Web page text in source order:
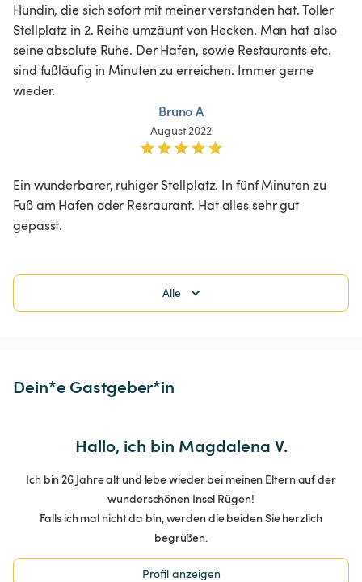
Hundin, die sich sofort mit meiner verstanden hat. Toller
Stellplatz in 2. Reihe umzäunt von Hecken. Man hat also
seine absolute Ruhe. Der Hafen, sowie Restaurants etc.
sind fußläufig in Minuten zu erreichen. Immer gerne
wieder.
Bruno A
August 2022
Ein wunderbarer, ruhiger Stellplatz. In fünf Minuten zu
Fuß am Hafen oder Resraurant. Hat alles sehr gut
gepasst.
Alle
Dein*e Gastgeber*in
Hallo, ich bin Magdalena V.
Ich bin 26 Jahre alt und lebe wieder bei meinen Eltern auf der
wunderschönen Insel Rügen!
Falls ich mal nicht da bin, werden die beiden Sie herzlich
begrüßen.
Profil anzeigen